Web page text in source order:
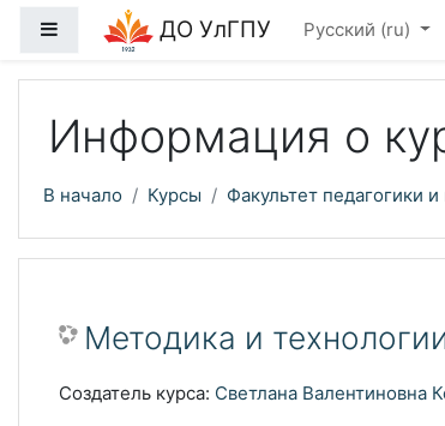
Перейти к основному содержанию
Боковая панельДО УлГПУ Русский ‎(ru)‎
Информация о
В начало Курсы Факультет педагогики
Методика и
Создатель курса: Светлана Валентиновна